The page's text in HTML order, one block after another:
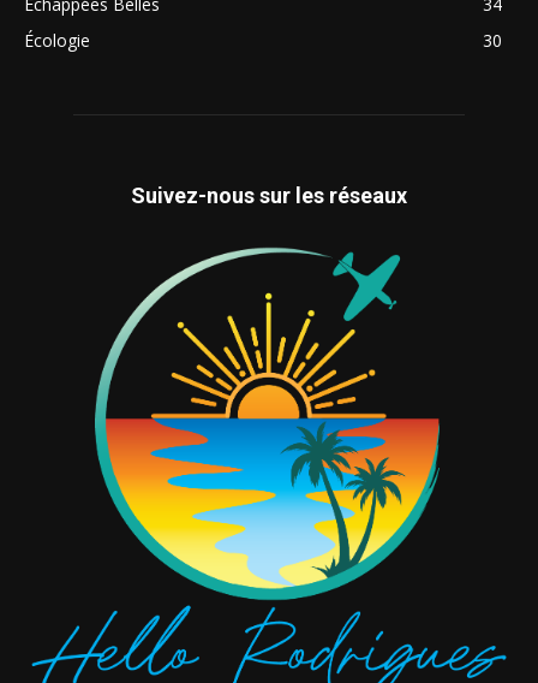
Écologie
30
Suivez-nous sur les réseaux